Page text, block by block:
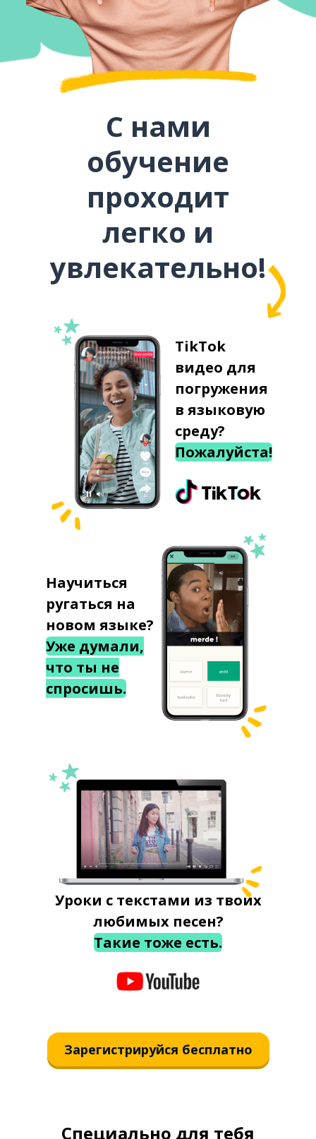
С нами
обучение
проходит
легко и
увлекательно!
TikTok
видео для
погружения
в языковую
среду?
Пожалуйста!
Научиться
ругаться на
новом языке?
Уже думали,
что ты не
спросишь.
Уроки с текстами из твоих
любимых песен?
Такие тоже есть.
Зарегистрируйся бесплатно
Специально для тебя